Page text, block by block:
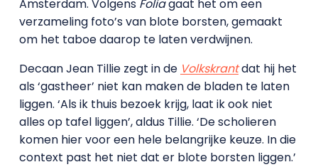
Amsterdam. Volgens Foliagaat het om een
verzameling foto’s van blote borsten, gemaakt
om het taboe daarop te laten verdwijnen.
Decaan Jean Tillie zegt in de Volkskrantdat hij het
als ‘gastheer’ niet kan maken de bladen te laten
liggen. ‘Als ik thuis bezoek krijg, laat ik ook niet
alles op tafel liggen’, aldus Tillie. ‘De scholieren
komen hier voor een hele belangrijke keuze. In die
context past het niet dat er blote borsten liggen.’